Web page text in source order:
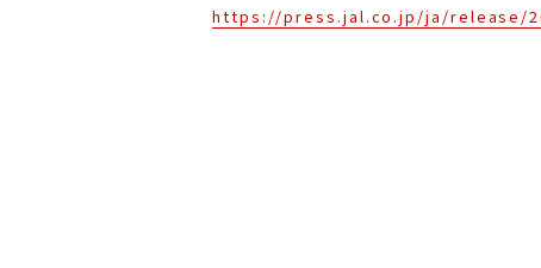
https://press.jal.co.jp/ja/release/